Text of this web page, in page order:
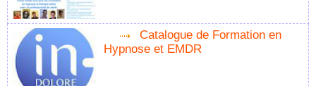
Catalogue de Formation en
Hypnose et EMDR